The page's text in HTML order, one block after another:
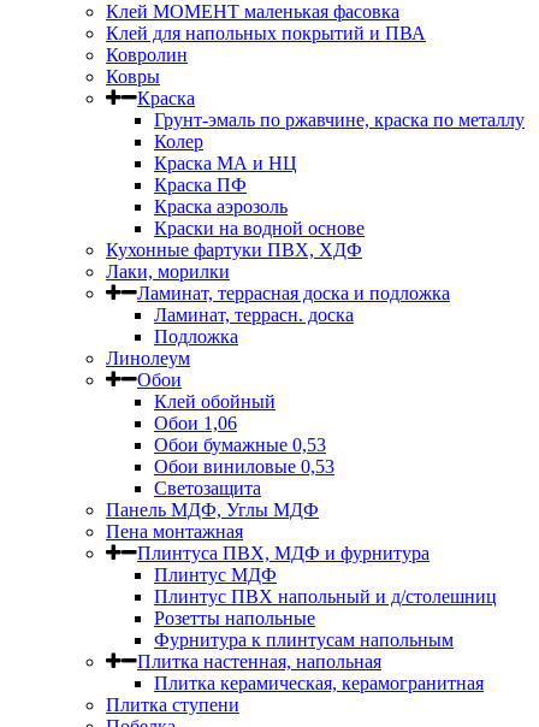
Клей МОМЕНТ маленькая фасовка
Клей для напольных покрытий и ПВА
Ковролин
Ковры
Краска
Грунт-эмаль по ржавчине, краска по металлу
Колер
Краска МА и НЦ
Краска ПФ
Краска аэрозоль
Краски на водной основе
Кухонные фартуки ПВХ, ХДФ
Лаки, морилки
Ламинат, террасная доска и подложка
Ламинат, террасн. доска
Подложка
Линолеум
Обои
Клей обойный
Обои 1,06
Обои бумажные 0,53
Обои виниловые 0,53
Светозащита
Панель МДФ, Углы МДФ
Пена монтажная
Плинтуса ПВХ, МДФ и фурнитура
Плинтус МДФ
Плинтус ПВХ напольный и д/столешниц
Розетты напольные
Фурнитура к плинтусам напольным
Плитка настенная, напольная
Плитка керамическая, керамогранитная
Плитка ступени